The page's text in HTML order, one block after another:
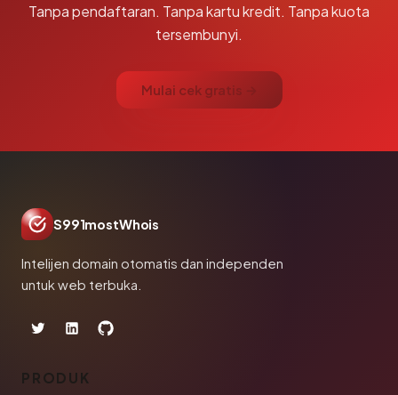
Tanpa pendaftaran. Tanpa kartu kredit. Tanpa kuota
tersembunyi.
Mulai cek gratis →
S991mostWhois
Intelijen domain otomatis dan independen
untuk web terbuka.
PRODUK